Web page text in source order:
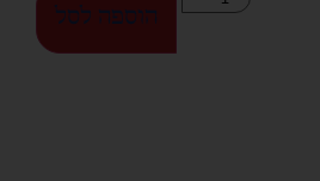
הוספה לסל